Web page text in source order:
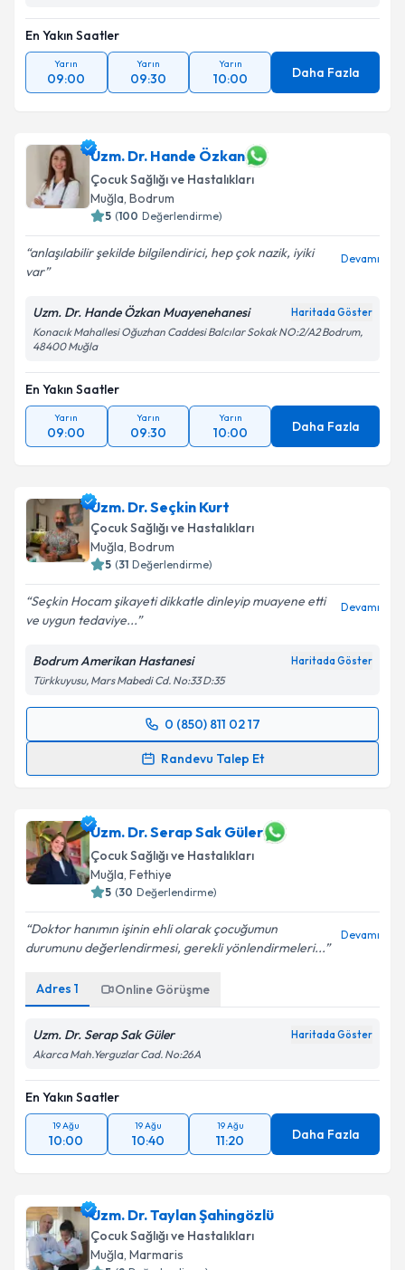
En Yakın Saatler
Yarın
09:00
Yarın
09:30
Yarın
10:00 Daha Fazla
Uzm. Dr. Hande Özkan
Çocuk Sağlığı ve Hastalıkları
Muğla, Bodrum
5 (100 Değerlendirme)
anlaşılabilir şekilde bilgilendirici, hep çok nazik, iyiki
var
Devamı
Uzm. Dr. Hande Özkan Muayenehanesi Haritada Göster
Konacık Mahallesi Oğuzhan Caddesi Balcılar Sokak NO:2/A2 Bodrum,
48400 Muğla
En Yakın Saatler
Yarın
09:00
Yarın
09:30
Yarın
10:00 Daha Fazla
Uzm. Dr. Seçkin Kurt
Çocuk Sağlığı ve Hastalıkları
Muğla, Bodrum
5 (31 Değerlendirme)
Seçkin Hocam şikayeti dikkatle dinleyip muayene etti
ve uygun tedaviye...
Devamı
Bodrum Amerikan Hastanesi Haritada Göster
Türkkuyusu, Mars Mabedi Cd. No:33 D:35
0 (850) 811 02 17
Randevu Talep Et
Randevu Takvimi Talebi
takvim hazırlandığında e-posta ile bilgilendireceğiz.
E-posta Adresiniz
Kişisel verilerimin işlenmesine ilişkinAydınlatma
kapsamda işlenmesini kabul ediyorum.
Takvim Talebini Gönder
Uzm. Dr. Serap Sak Güler
Çocuk Sağlığı ve Hastalıkları
Muğla, Fethiye
5 (30 Değerlendirme)
Doktor hanımın işinin ehli olarak çocuğumun
durumunu değerlendirmesi, gerekli yönlendirmeleri...
Devamı
Adres 1 Online Görüşme
Uzm. Dr. Serap Sak Güler Haritada Göster
Akarca Mah.Yerguzlar Cad. No:26A
En Yakın Saatler
19 Ağu
10:00
19 Ağu
10:40
19 Ağu
11:20 Daha Fazla
Uzm. Dr. Taylan Şahingözlü
Çocuk Sağlığı ve Hastalıkları
Muğla, Marmaris